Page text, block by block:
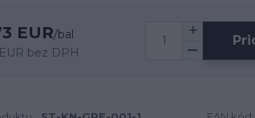
EUR/bal
bez DPH